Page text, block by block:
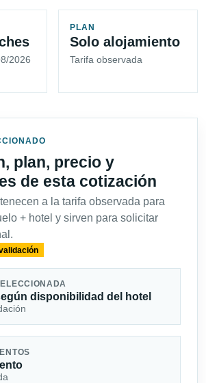
2026
PLAN
Solo alojamiento
Tarifa observada
plan, precio y
de esta cotización
a la tarifa observada para
+ hotel y sirven para solicitar
disponibilidad del hotel